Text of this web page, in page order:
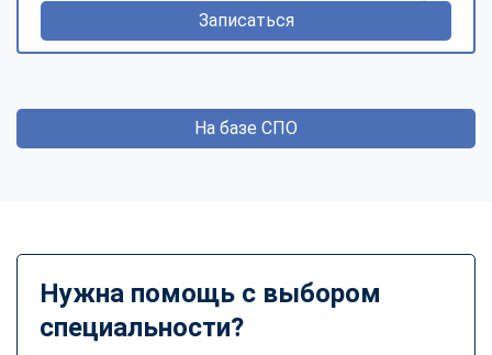
Записаться
На базе СПО
Нужна помощь с выбором
специальности?